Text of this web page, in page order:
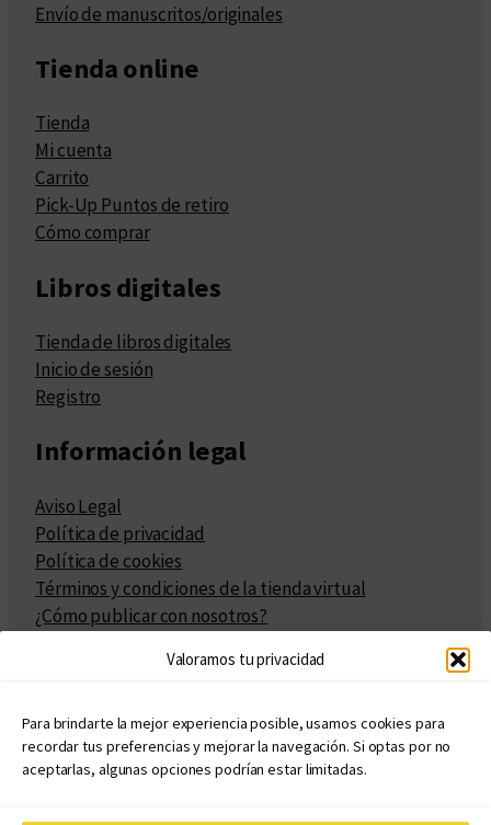
Valoramos tu privacidad
Para brindarte la mejor experiencia posible, usamos cookies para
recordar tus preferencias y mejorar la navegación. Si optas por no
aceptarlas, algunas opciones podrían estar limitadas.
Envío de manuscritos/originales
Tienda online
Tienda
Mi cuenta
Carrito
Pick-Up Puntos de retiro
Cómo comprar
Libros digitales
Tienda de libros digitales
Inicio de sesión
Registro
Información legal
Aviso Legal
Política de privacidad
Política de cookies
Términos y condiciones de la tienda virtual
¿Cómo publicar con nosotros?
Políticas de publicación
Políticas de coedición
Atribuciones